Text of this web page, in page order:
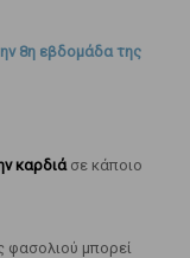
8η εβδομάδα της
καρδιάσε κάποιο
φασολιού μπορεί